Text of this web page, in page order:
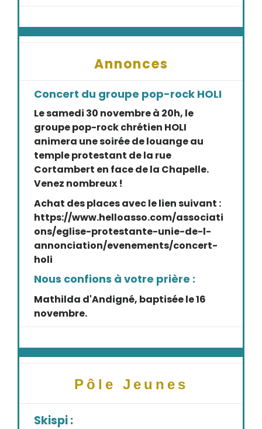
Annonces
Concert du groupe pop-rock HOLI
Le samedi 30 novembre à 20h, le
groupe pop-rock chrétien HOLI
animera une soirée de louange au
temple protestant de la rue
Cortambert en face de la Chapelle.
Venez nombreux !
Achat des places avec le lien suivant :
https://www.helloasso.com/associati
ons/eglise-protestante-unie-de-l-
annonciation/evenements/concert-
holi
Nous confions à votre prière :
Mathilda d'Andigné, baptisée le 16
novembre.
Pôle Jeunes
Skispi :